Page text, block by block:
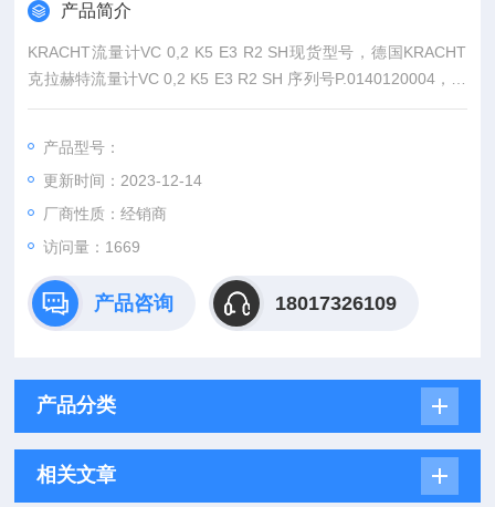
产品简介
KRACHT流量计VC 0,2 K5 E3 R2 SH现货型号，德国KRACHT
克拉赫特流量计VC 0,2 K5 E3 R2 SH 序列号P.0140120004，旧
款VC 0.2-AL 2 E，珺菱工业设备（上海）有限公司销售德国KR
器，KRACHT流量计，KRACHT齿轮泵，欢迎来确认。
产品型号：
更新时间：2023-12-14
厂商性质：经销商
访问量：1669
产品咨询 18017326109
产品分类
相关文章